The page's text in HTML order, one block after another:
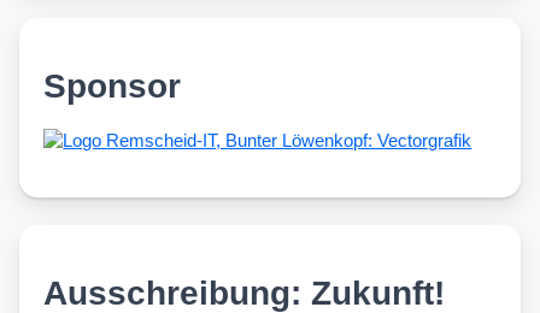
Sponsor
Ausschreibung: Zukunft!